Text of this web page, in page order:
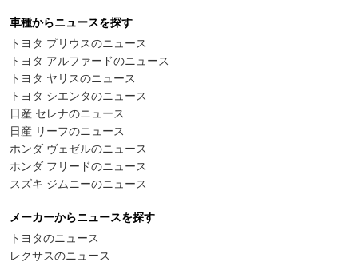
車種からニュースを探す
トヨタ プリウスのニュース
トヨタ アルファードのニュース
トヨタ ヤリスのニュース
トヨタ シエンタのニュース
日産 セレナのニュース
日産 リーフのニュース
ホンダ ヴェゼルのニュース
ホンダ フリードのニュース
スズキ ジムニーのニュース
メーカーからニュースを探す
トヨタのニュース
レクサスのニュース